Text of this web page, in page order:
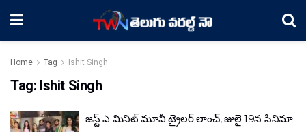
Home Tag Ishit Singh
Tag: Ishit Singh
జస్ట్ ఎ మినిట్ మూవీ ట్రైలర్ లాంచ్, జులై 19న సినిమా